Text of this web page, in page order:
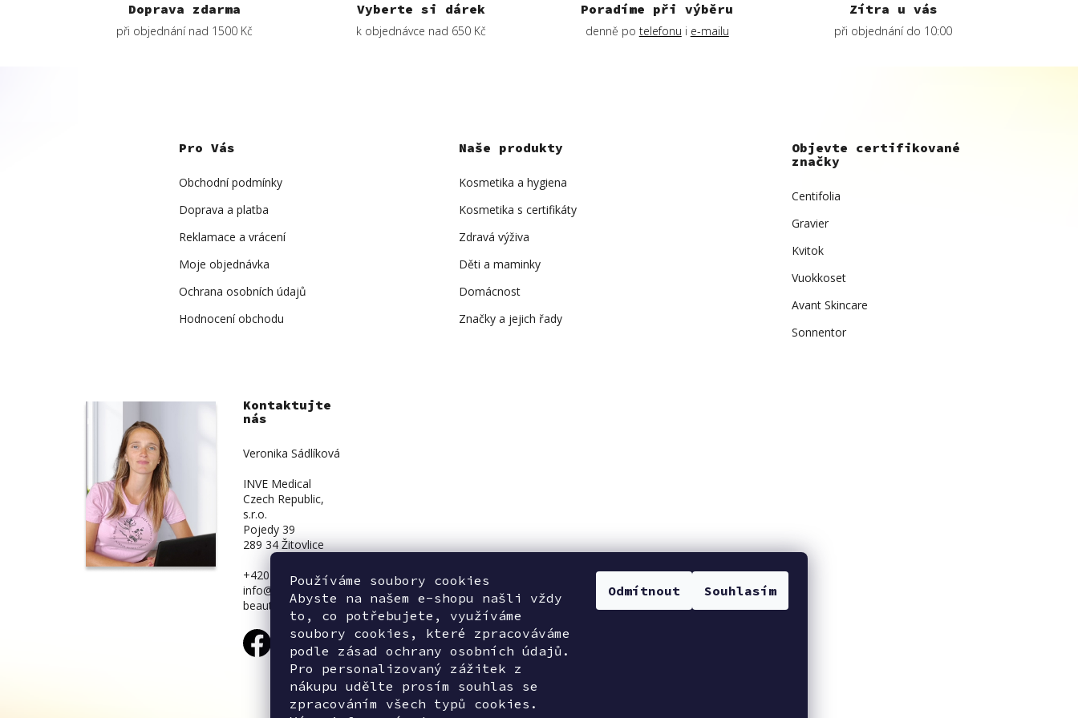
Používáme soubory cookies
Abyste na našem e-shopu našli vždy
to, co potřebujete, využíváme
soubory cookies, které zpracováváme
podle zásad ochrany osobních údajů.
Pro personalizovaný zážitek z
nákupu udělte prosím souhlas se
zpracováním všech typů cookies.
Odmítnout Souhlasím
v
k
Doprava zdarma
při objednání nad 1500 Kč
Vyberte si dárek
k objednávce nad 650 Kč
Poradíme při výběru
denně po telefonu i e-mailu
Zítra u vás
při objednání do 10:00
Pro Vás
Obchodní podmínky
Doprava a platba
Reklamace a vrácení
Moje objednávka
Ochrana osobních údajů
Hodnocení obchodu
Naše produkty
Kosmetika a hygiena
Kosmetika s certifikáty
Zdravá výživa
Děti a maminky
Domácnost
Značky a jejich řady
Objevte certifikované
značky
Centifolia
Gravier
Kvitok
Vuokkoset
Avant Skincare
Sonnentor
Kontaktujte
nás
Veronika Sádlíková
INVE Medical
Czech Republic,
s.r.o.
Pojedy 39
289 34 Žitovlice
+420 734 839 831
info@inve-
beauty.cz